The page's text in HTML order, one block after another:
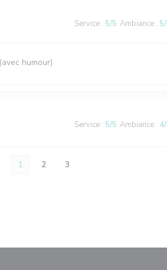
Service : 5/5 Ambiance : 5
humour)
Service : 5/5 Ambiance : 4
1 2 3